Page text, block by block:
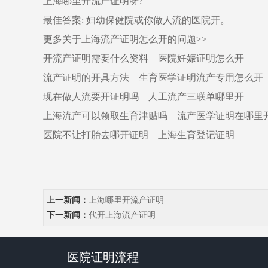
最佳答案: 妇幼保健院或你做人流的医院开。
更多关于上海流产证明怎么开的问题>>
开流产证明需要什么资料 医院妊娠证明怎么开
流产证明的开具方法 生育医学证明流产专用怎么开
现在做人流要开证明吗 人工流产三联单哪里开
上海流产可以领取生育津贴吗 流产医学证明在哪里
医院不让打胎去哪开证明 上海生育登记证明
上一新闻： 上海哪里开流产证明
下一新闻： 代开上海流产证明
医院证明流程